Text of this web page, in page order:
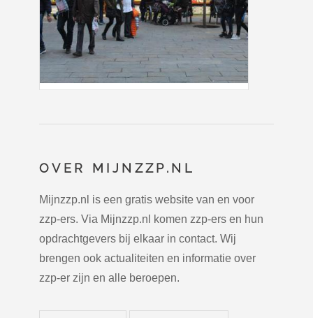
OVER MIJNZZP.NL
Mijnzzp.nl is een gratis website van en voor
zzp-ers. Via Mijnzzp.nl komen zzp-ers en hun
opdrachtgevers bij elkaar in contact. Wij
brengen ook actualiteiten en informatie over
zzp-er zijn en alle beroepen.